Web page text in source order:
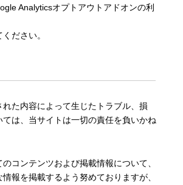
Analyticsオプトアウトアドオンの利
ださい。
れた内容によって生じたトラブル、損
は、当サイトは一切の責任を負いかね
コンテンツおよび掲載情報について、
報を掲載するよう努めておりますが、